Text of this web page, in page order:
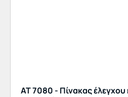
AT 7080 - Πίνακας